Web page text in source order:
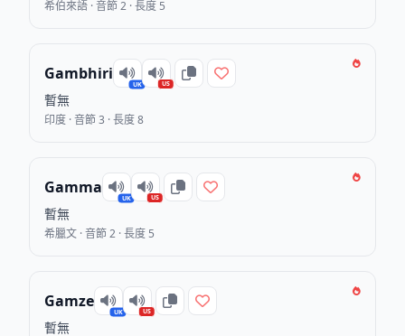
希伯來語 · 音節 2 · 長度 5
Gambhiri
UK US
暫無
印度 · 音節 3 · 長度 8
Gamma
UK US
暫無
希臘文 · 音節 2 · 長度 5
Gamze
UK US
暫無